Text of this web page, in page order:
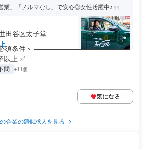
業」「ノルマなし」で安心◎女性活躍中♪
田谷区太子堂
＜必須条件＞ ――――――――――――――
上 ✅...
問 +11個
気になる
企業の類似求人を見る